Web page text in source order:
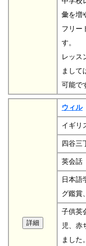
彙を増
フリー
す。
レッス
まして
可能で
ウィル
イギリ
四谷三
英会話
日本語
グ鑑賞
子供英
児、赤
ました。